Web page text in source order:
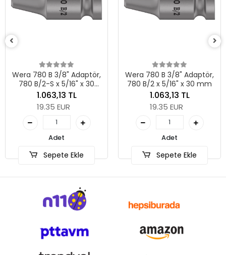
Wera 780 B 3/8" Adaptör,
780 B/2-S x 5/16" x 30
mm
1.063,13 TL
19.35 EUR
Adet
Sepete Ekle
Wera 780 B 3/8" Adaptör,
780 B/2 x 5/16" x 30 mm
1.063,13 TL
19.35 EUR
Adet
Sepete Ekle